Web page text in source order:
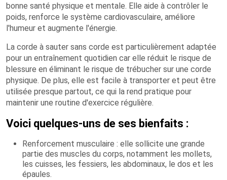
bonne santé physique et mentale. Elle aide à contrôler le
poids, renforce le système cardiovasculaire, améliore
l'humeur et augmente l'énergie.
La corde à sauter sans corde est particulièrement adaptée
pour un entraînement quotidien car elle réduit le risque de
blessure en éliminant le risque de trébucher sur une corde
physique. De plus, elle est facile à transporter et peut être
utilisée presque partout, ce qui la rend pratique pour
maintenir une routine d'exercice régulière.
Voici quelques-uns de ses bienfaits :
Renforcement musculaire : elle sollicite une grande
partie des muscles du corps, notamment les mollets,
les cuisses, les fessiers, les abdominaux, le dos et les
épaules.